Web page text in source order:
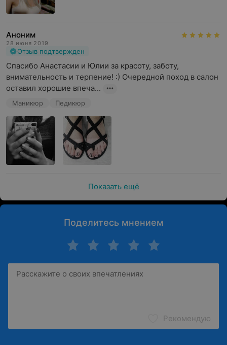
Аноним
28 июня 2019
Отзыв подтвержден
Спасибо Анастасии и Юлии за красоту, заботу,
внимательность и терпение! :) Очередной поход в салон
оставил хорошие впеча...
Маникюр Педикюр
Показать ещё
Поделитесь мнением
Рекомендую